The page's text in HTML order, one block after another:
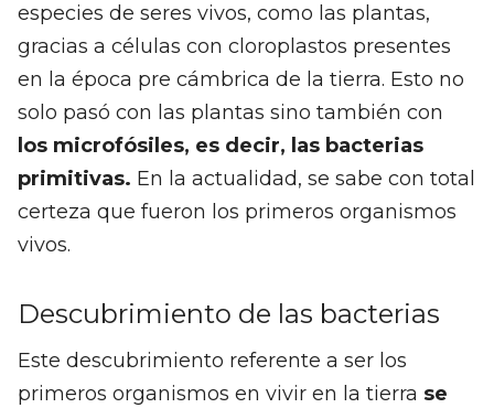
especies de seres vivos, como las plantas,
gracias a células con cloroplastos presentes
en la época pre cámbrica de la tierra. Esto no
solo pasó con las plantas sino también con
los microfósiles, es decir, las bacterias
primitivas. En la actualidad, se sabe con total
certeza que fueron los primeros organismos
vivos.
Descubrimiento de las bacterias
Este descubrimiento referente a ser los
primeros organismos en vivir en la tierra se